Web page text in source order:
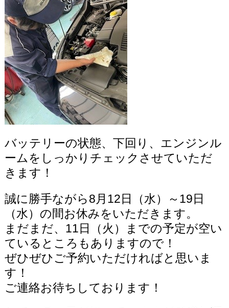
バッテリーの状態、 下回り、エンジンル
ームをしっかりチェックさせていただ
きます！
誠に勝手ながら8月12日（水）～19日
（水）の間お休みをいただきます。
まだまだ、11日（火）までの予定が空い
ているところもありますので！
ぜひぜひご予約いただければと思いま
す！
ご連絡お待ちしております！